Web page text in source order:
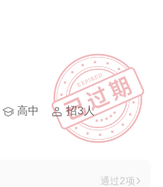
高中 招3人
通过2项